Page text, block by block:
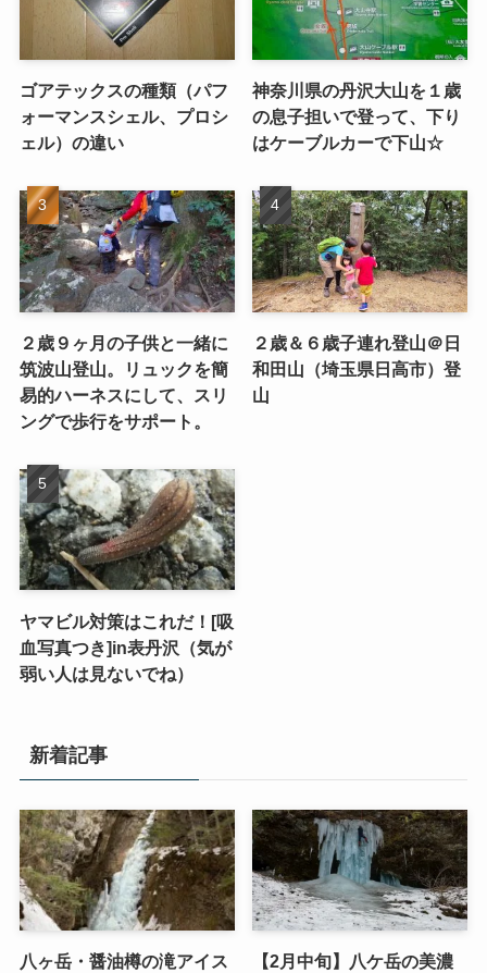
ゴアテックスの種類（パフ
ォーマンスシェル、プロシ
ェル）の違い
神奈川県の丹沢大山を１歳
の息子担いで登って、下り
はケーブルカーで下山☆
２歳９ヶ月の子供と一緒に
筑波山登山。リュックを簡
易的ハーネスにして、スリ
ングで歩行をサポート。
２歳＆６歳子連れ登山＠日
和田山（埼玉県日高市）登
山
ヤマビル対策はこれだ！[吸
血写真つき]in表丹沢（気が
弱い人は見ないでね）
新着記事
八ヶ岳・醤油樽の滝アイス
【2月中旬】八ケ岳の美濃